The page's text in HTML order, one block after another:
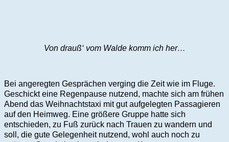
Von drauß‘ vom Walde komm ich her…
Bei angeregten Gesprächen verging die Zeit wie im Fluge.
Geschickt eine Regenpause nutzend, machte sich am frühen
Abend das Weihnachtstaxi mit gut aufgelegten Passagieren
auf den Heimweg. Eine größere Gruppe hatte sich
entschieden, zu Fuß zurück nach Trauen zu wandern und
soll, die gute Gelegenheit nutzend, wohl auch noch zu